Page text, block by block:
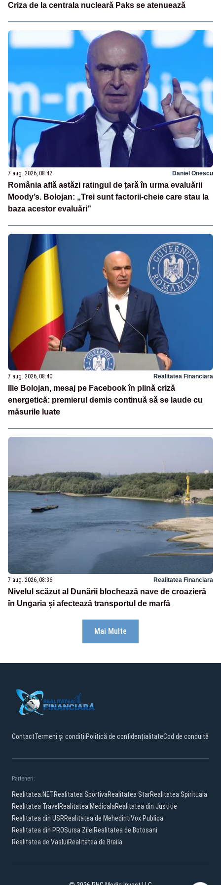
Criza de la centrala nucleară Paks se atenuează
7 aug. 2026, 08:42 Daniel Onescu
România află astăzi ratingul de țară în urma evaluării
Moody’s. Bolojan: „Trei sunt factorii-cheie care stau la
baza acestor evaluări”
7 aug. 2026, 08:40 Realitatea Financiara
Ilie Bolojan, mesaj pe Facebook în plină criză
energetică: premierul demis continuă să se laude cu
măsurile luate
7 aug. 2026, 08:36 Realitatea Financiara
Nivelul scăzut al Dunării blochează nave de croazieră
în Ungaria și afectează transportul de marfă
Mai Multe
ContactTermeni și condițiiPolitică de confidențialitateCod de conduită
Parteneri:
Realitatea.NETRealitatea SportivaRealitatea StarRealitatea Spirituala
Realitatea Travel Realitatea MedicalaRealitatea din Justitie
Realitatea din USRRealitatea de MehedintiVox Publica
Realitatea din PROSursa ZileiRealitatea de Botosani
Realitatea de VasluiRealitatea de Braila